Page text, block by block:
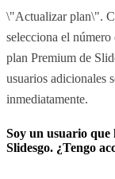
\"Actualizar plan\".
selecciona el número
plan Premium de
usuarios adicionales
inmediatamente.
Soy un usuario
Slidesgo. ¿Tengo